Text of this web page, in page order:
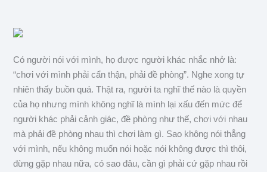
Có người nói với mình, họ được người khác nhắc nhở là:
“chơi với mình phải cẩn thận, phải đề phòng”. Nghe xong tự
nhiên thấy buồn quá. Thật ra, người ta nghĩ thế nào là quyền
của họ nhưng mình không nghĩ là mình lại xấu đến mức để
người khác phải cảnh giác, đề phòng như thế, chơi với nhau
mà phải đề phòng nhau thì chơi làm gì. Sao không nói thẳng
với mình, nếu không muốn nói hoặc nói không được thì thôi,
đừng gặp nhau nữa, có sao đâu, cần gì phải cứ gặp nhau rồi